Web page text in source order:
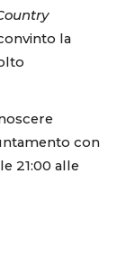
la
con
21:00 alle